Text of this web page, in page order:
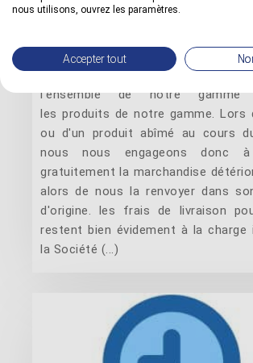
d'une marchandise défectueuse.
assurons une garantie de
l'ensemble de notre
les produits de notre gamme. Lors
ou d'un produit abîmé au cours
nous nous engageons donc à
gratuitement la marchandise
alors de nous la renvoyer dans
d'origine. les frais de livraison
restent bien évidement à la charge
la Société (...)
nous utilisons, ouvrez les paramètres.
Accepter tout